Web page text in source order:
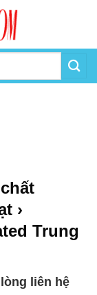
›
Trung
liên hệ